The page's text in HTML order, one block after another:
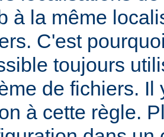
à la même
C'est
toujours
de fichiers. Il
à cette règle.